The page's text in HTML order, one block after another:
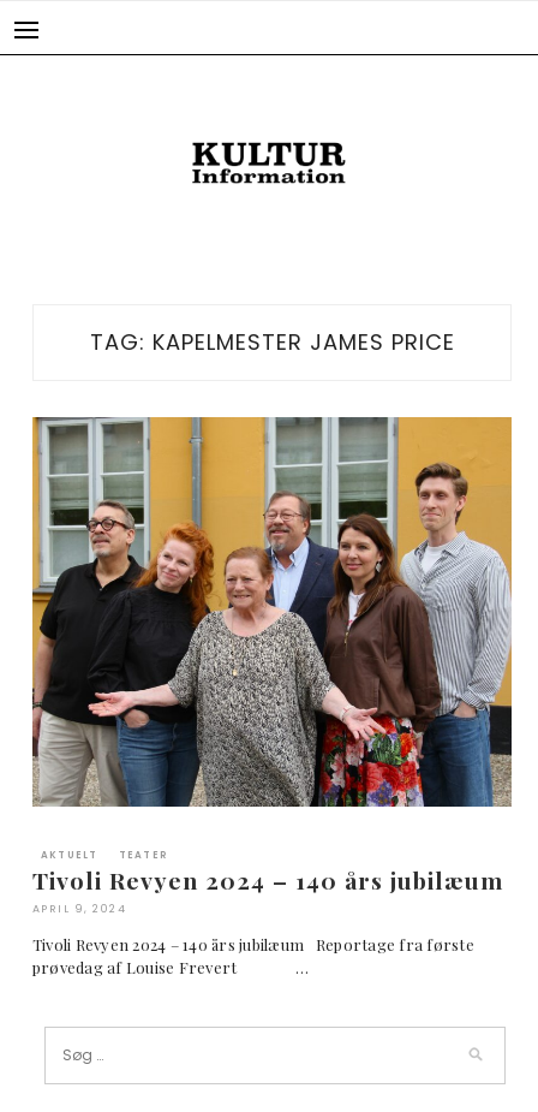
TAG: KAPELMESTER JAMES PRICE
AKTUELT TEATER
Tivoli Revyen 2024 – 140 års jubilæum
APRIL 9, 2024
Tivoli Revyen 2024 – 140 års jubilæum Reportage fra første
prøvedag af Louise Frevert …